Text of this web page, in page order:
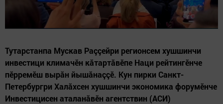
Тутарстанпа Мускав Раççейри регионсем хушшинчи
инвестици климачӗн кăтартăвӗпе Наци рейтингӗнче
пӗрремӗш вырăн йышăнаççӗ. Кун пирки Санкт-
Петербургри Халăхсен хушшинчи экономика форумӗнче
Инвестицисен аталанăвӗн агентствин (АСИ)